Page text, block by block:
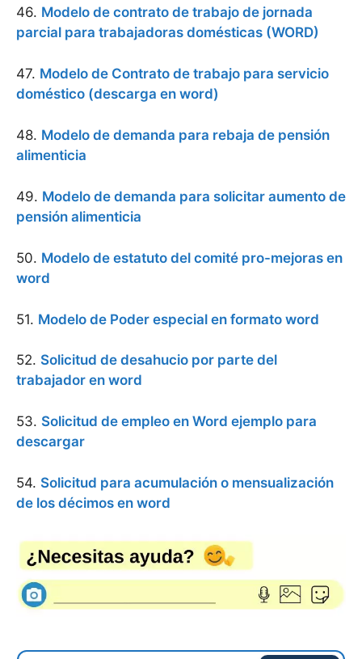
46. Modelo de contrato de trabajo de jornada
parcial para trabajadoras domésticas (WORD)
47. Modelo de Contrato de trabajo para servicio
doméstico (descarga en word)
48. Modelo de demanda para rebaja de pensión
alimenticia
49. Modelo de demanda para solicitar aumento de
pensión alimenticia
50. Modelo de estatuto del comité pro-mejoras en
word
51. Modelo de Poder especial en formato word
52. Solicitud de desahucio por parte del
trabajador en word
53. Solicitud de empleo en Word ejemplo para
descargar
54. Solicitud para acumulación o mensualización
de los décimos en word